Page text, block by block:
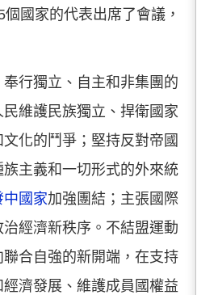
國家的代表出席了會議，
行獨立、自主和非集團的
維護民族獨立、捍衛國家
化的鬥爭；堅持反對帝國
主義和一切形式的外來統
中國家加強團結；主張國際
經濟新秩序。不結盟運動
合自強的新開端，在支持
濟發展、維護成員國權益